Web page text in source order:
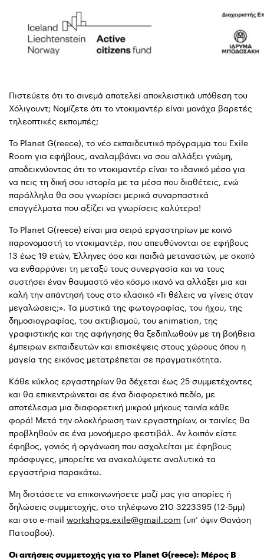
Πιστεύετε ότι το σινεμά αποτελεί αποκλειστικά υπόθεση του
Χόλιγουντ; Νομίζετε ότι το ντοκιμαντέρ είναι μονάχα βαρετές
τηλεοπτικές εκπομπές;
Το Planet G(reece), το νέο εκπαιδευτικό πρόγραμμα του Exile
Room για εφήβους, αναλαμβάνει να σου αλλάξει γνώμη,
αποδεικνύοντας ότι το ντοκιμαντέρ είναι το ιδανικό μέσο για
να πεις τη δική σου ιστορία με τα μέσα που διαθέτεις, ενώ
παράλληλα θα σου γνωρίσει μερικά συναρπαστικά
επαγγέλματα που αξίζει να γνωρίσεις καλύτερα!
Το Planet G(reece) είναι μια σειρά εργαστηρίων με κοινό
παρονομαστή το ντοκιμαντέρ, που απευθύνονται σε εφήβους
13 έως 19 ετών, Έλληνες όσο και παιδιά μεταναστών, με σκοπό
να ενθαρρύνει τη μεταξύ τους συνεργασία και να τους
συστήσει έναν θαυμαστό νέο κόσμο ικανό να αλλάξει μια και
καλή την απάντησή τους στο κλασικό «Τι θέλεις να γίνεις όταν
μεγαλώσεις;». Τα μυστικά της φωτογραφίας, του ήχου, της
δημοσιογραφίας, του ακτιβισμού, του animation, της
γραφιστικής και της αφήγησης θα ξεδιπλωθούν με τη βοήθεια
έμπειρων εκπαιδευτών και επισκέψεις στους χώρους όπου η
μαγεία της εικόνας μετατρέπεται σε πραγματικότητα.
Κάθε κύκλος εργαστηρίων θα δέχεται έως 25 συμμετέχοντες
και θα επικεντρώνεται σε ένα διαφορετικό πεδίο, με
αποτέλεσμα μια διαφορετική μικρού μήκους ταινία κάθε
φορά! Μετά την ολοκλήρωση των εργαστηρίων, οι ταινίες θα
προβληθούν σε ένα μονοήμερο φεστιβάλ. Αν λοιπόν είστε
έφηβος, γονιός ή οργάνωση που ασχολείται με έφηβους
πρόσφυγες, μπορείτε να ανακαλύψετε αναλυτικά τα
εργαστήρια παρακάτω.
Μη διστάσετε να επικοινωνήσετε μαζί μας για απορίες ή
δηλώσεις συμμετοχής, στο τηλέφωνο 210 3223395 (12-5μμ)
και στο e-mail workshops.exile@gmail.com (υπ’ όψιν Θανάση
Πατσαβού).
Οι αιτήσεις συμμετοχής για το Planet G(reece): Μέρος Β